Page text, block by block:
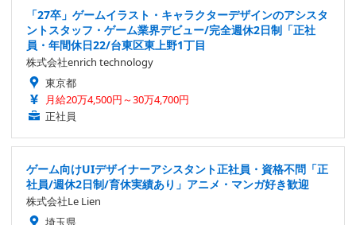
「27卒」ゲームイラスト・キャラクターデザインのアシスタ
ントスタッフ・ゲーム業界デビュー/完全週休2日制「正社
員・年間休日22/台東区東上野1丁目
株式会社enrich technology
東京都
月給20万4,500円～30万4,700円
正社員
ゲーム向けUIデザイナーアシスタント正社員・資格不問「正
社員/週休2日制/育休実績あり」アニメ・マンガ好き歓迎
株式会社Le Lien
埼玉県